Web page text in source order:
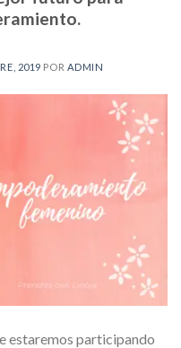
2019 POR ADMIN
estaremos participando